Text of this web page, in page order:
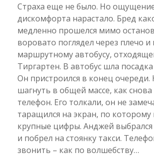
Страха еще не было. Но
дискомфорта нарастало. Бред
медленно прошелся мимо
воровато поглядел через плечо и
маршрутному автобусу,
Тиргартен. В автобус шла
Он пристроился в конец очереди.
шагнуть в общей массе, как снова
телефон. Его толкали, он не
таращился на экран, по которому
крупные цифры. Анджей выбрался
и побрел на стоянку такси.
звонить – как по волшебству…